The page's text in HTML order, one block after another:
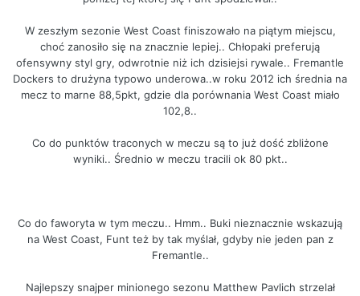
W zeszłym sezonie West Coast finiszowało na piątym miejscu,
choć zanosiło się na znacznie lepiej.. Chłopaki preferują
ofensywny styl gry, odwrotnie niż ich dzisiejsi rywale.. Fremantle
Dockers to drużyna typowo underowa..w roku 2012 ich średnia na
mecz to marne 88,5pkt, gdzie dla porównania West Coast miało
102,8..
Co do punktów traconych w meczu są to już dość zbliżone
wyniki.. Średnio w meczu tracili ok 80 pkt..
Co do faworyta w tym meczu.. Hmm.. Buki nieznacznie wskazują
na West Coast, Funt też by tak myślał, gdyby nie jeden pan z
Fremantle..
Najlepszy snajper minionego sezonu Matthew Pavlich strzelał